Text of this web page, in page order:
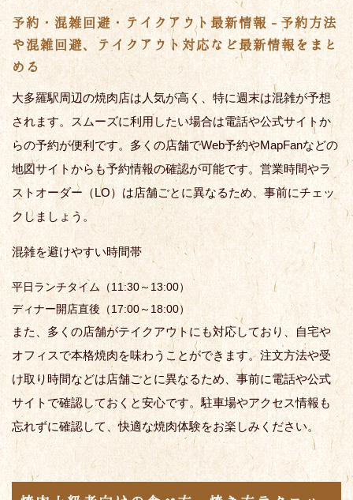
予約・混雑回避・テイクアウト最新情報 - 予約方法
や混雑回避、テイクアウト対応など最新情報をまと
める
大多羅駅周辺の焼肉店は人気が高く、特に週末は混雑が予想
されます。スムーズに利用したい場合は電話や公式サイトか
らの予約が便利です。多くの店舗でWeb予約やMapFanなどの
地図サイトからも予約情報の確認が可能です。営業時間やラ
ストオーダー（LO）は店舗ごとに異なるため、事前にチェッ
クしましょう。
混雑を避けやすい時間帯
平日ランチタイム（11:30～13:00）
ディナー開店直後（17:00～18:00）
また、多くの店舗がテイクアウトにも対応しており、自宅や
オフィスで本格焼肉を味わうことができます。注文方法や受
け取り時間などは店舗ごとに異なるため、事前に電話や公式
サイトで確認しておくと安心です。駐車場やアクセス情報も
忘れずに確認して、快適な焼肉体験をお楽しみください。